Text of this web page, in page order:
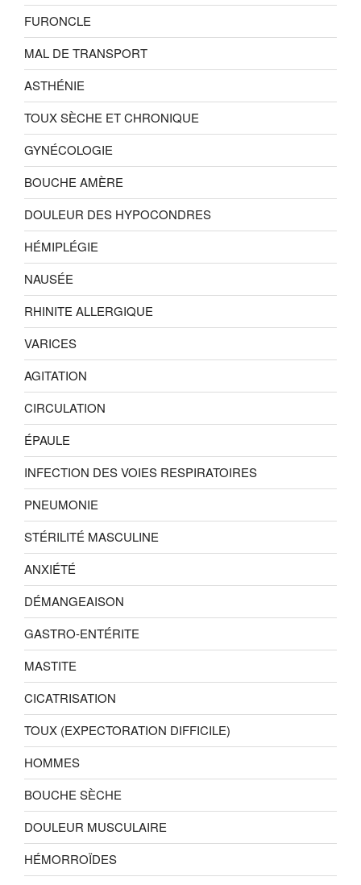
FURONCLE
MAL DE TRANSPORT
ASTHÉNIE
TOUX SÈCHE ET CHRONIQUE
GYNÉCOLOGIE
BOUCHE AMÈRE
DOULEUR DES HYPOCONDRES
HÉMIPLÉGIE
NAUSÉE
RHINITE ALLERGIQUE
VARICES
AGITATION
CIRCULATION
ÉPAULE
INFECTION DES VOIES RESPIRATOIRES
PNEUMONIE
STÉRILITÉ MASCULINE
ANXIÉTÉ
DÉMANGEAISON
GASTRO-ENTÉRITE
MASTITE
CICATRISATION
TOUX (EXPECTORATION DIFFICILE)
HOMMES
BOUCHE SÈCHE
DOULEUR MUSCULAIRE
HÉMORROÏDES